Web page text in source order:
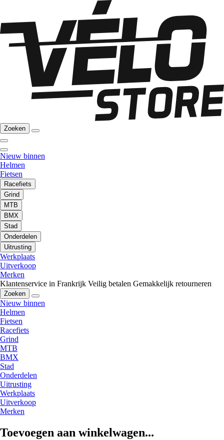
Zoeken
Nieuw binnen
Helmen
Fietsen
Racefiets
Grind
MTB
BMX
Stad
Onderdelen
Uitrusting
Werkplaats
Uitverkoop
Merken
Klantenservice in Frankrijk Veilig betalen Gemakkelijk retourneren
Zoeken
Nieuw binnen
Helmen
Fietsen
Racefiets
Grind
MTB
BMX
Stad
Onderdelen
Uitrusting
Werkplaats
Uitverkoop
Merken
Toevoegen aan winkelwagen...